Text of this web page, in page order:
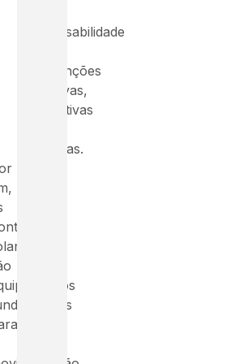
responsabilidade
intervenções
corretivas,
preventivas
preditivas.